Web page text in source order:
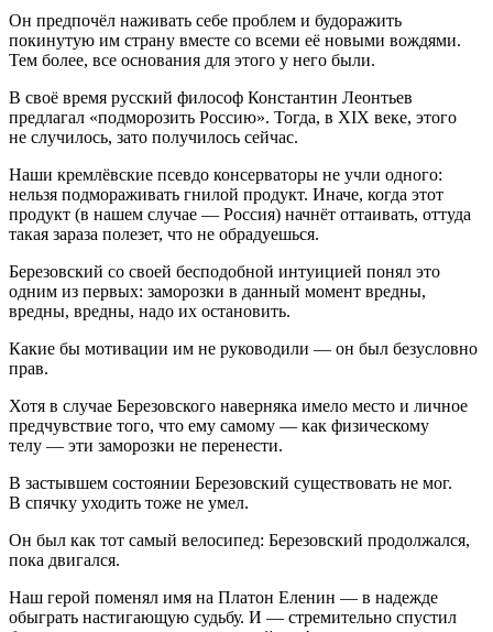
Он предпочёл наживать себе проблем и будоражить
покинутую им страну вместе со всеми её новыми вождями.
Тем более, все основания для этого у него были.
В своё время русский философ Константин Леонтьев
предлагал «подморозить Россию». Тогда, в XIX веке, этого
не случилось, зато получилось сейчас.
Наши кремлёвские псевдо консерваторы не учли одного:
нельзя подмораживать гнилой продукт. Иначе, когда этот
продукт (в нашем случае — Россия) начнёт оттаивать, оттуда
такая зараза полезет, что не обрадуешься.
Березовский со своей бесподобной интуицией понял это
одним из первых: заморозки в данный момент вредны,
вредны, вредны, надо их остановить.
Какие бы мотивации им не руководили — он был безусловно
прав.
Хотя в случае Березовского наверняка имело место и личное
предчувствие того, что ему самому — как физическому
телу — эти заморозки не перенести.
В застывшем состоянии Березовский существовать не мог.
В спячку уходить тоже не умел.
Он был как тот самый велосипед: Березовский продолжался,
пока двигался.
Наш герой поменял имя на Платон Еленин — в надежде
обыграть настигающую судьбу. И — стремительно спустил